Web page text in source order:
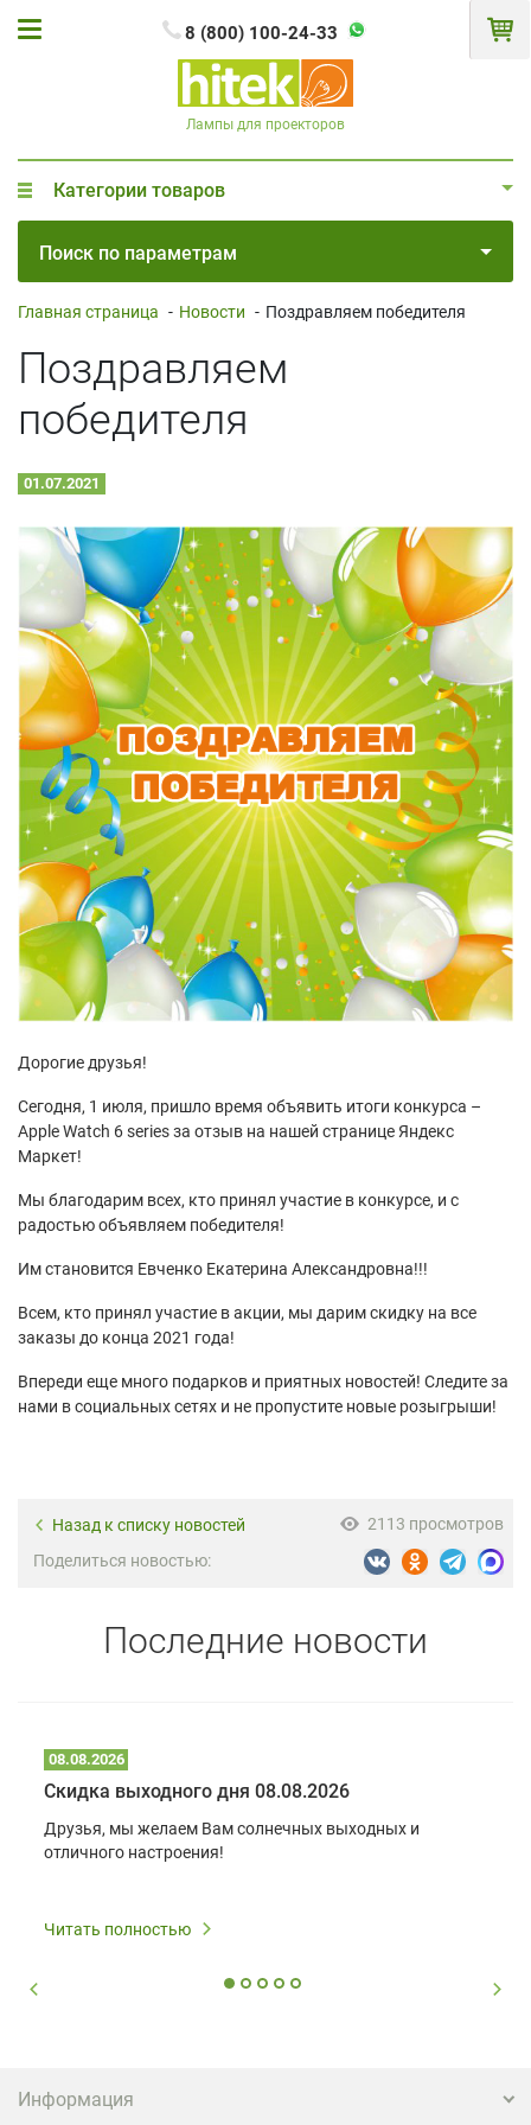
8 (800) 100-24-33
Лампы для проекторов
Категории товаров
Поиск по параметрам
Главная страница - Новости - Поздравляем победителя
Поздравляем
победителя
01.07.2021
Дорогие друзья!
Сегодня, 1 июля, пришло время объявить итоги конкурса –
Apple Watch 6 series за отзыв на нашей странице Яндекс
Маркет!
Мы благодарим всех, кто принял участие в конкурсе, и с
радостью объявляем победителя!
Им становится Евченко Екатерина Александровна!!!
Всем, кто принял участие в акции, мы дарим скидку на все
заказы до конца 2021 года!
Впереди еще много подарков и приятных новостей! Следите за
нами в социальных сетях и не пропустите новые розыгрыши!
Назад к списку новостей
2113 просмотров
Поделиться новостью:
Последние новости
08.08.2026
Скидка выходного дня 08.08.2026
Друзья, мы желаем Вам солнечных выходных и
отличного настроения!
Читать полностью
Информация